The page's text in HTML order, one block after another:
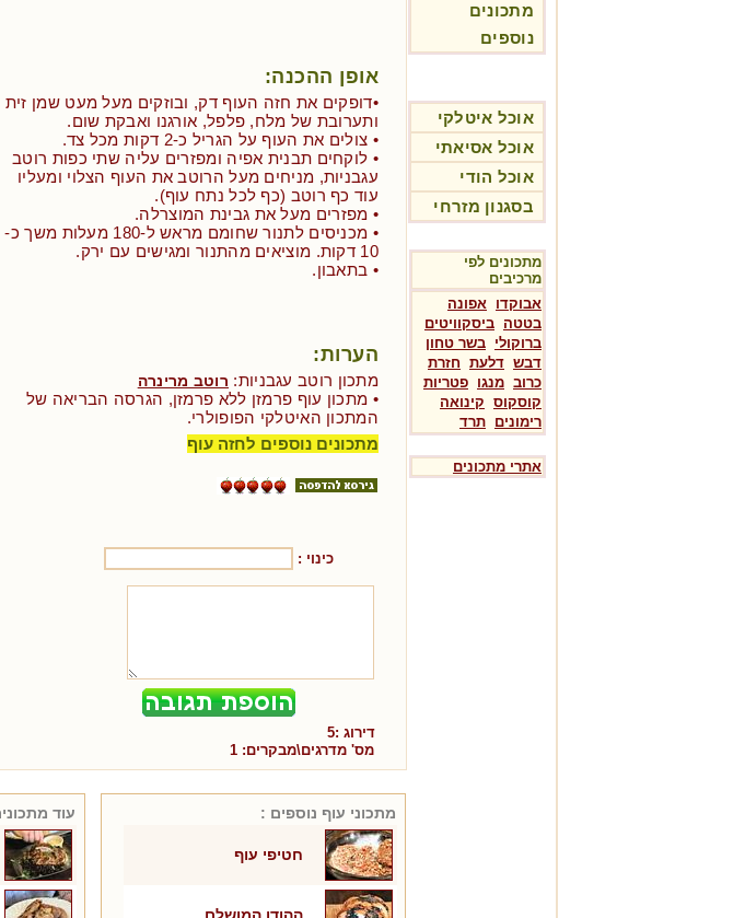
מתכונים
נוספים
אוכל איטלקי
אוכל אסיאתי
אוכל הודי
בסגנון מזרחי
מתכונים לפי
מרכיבים
אבוקדו אפונה
בטטה ביסקוויטים
ברוקולי בשר טחון
דבש דלעת חזרת
כרוב מנגו פטריות
קוסקוס קינואה
רימונים תרד
אתרי מתכונים
אופן ההכנה:
•דופקים את חזה העוף דק, ובוזקים מעל מעט שמן זית
ותערובת של מלח, פלפל, אורגנו ואבקת שום.
• צולים את העוף על הגריל כ-2 דקות מכל צד.
• לוקחים תבנית אפיה ומפזרים עליה שתי כפות רוטב
עגבניות, מניחים מעל הרוטב את העוף הצלוי ומעליו
עוד כף רוטב (כף לכל נתח עוף).
• מפזרים מעל את גבינת המוצרלה.
• מכניסים לתנור שחומם מראש ל-180 מעלות משך כ-
10 דקות. מוציאים מהתנור ומגישים עם ירק.
• בתאבון.
הערות:
מתכון רוטב עגבניות: רוטב מרינרה
• מתכון עוף פרמזן ללא פרמזן, הגרסה הבריאה של
המתכון האיטלקי הפופולרי.
מתכונים נוספים לחזה עוף
כינוי :
דירוג :5
מס' מדרגים\מבקרים: 1
מתכוני עוף נוספים :
חטיפי עוף
עוד